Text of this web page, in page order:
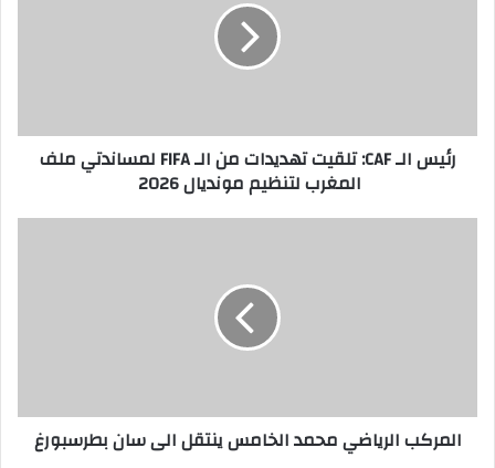
رئيس الـ CAF: تلقيت تهديدات من الـ FIFA لمساندتي ملف
المغرب لتنظيم مونديال 2026 ‎
المركب الرياضي محمد الخامس ينتقل الى سان بطرسبورغ